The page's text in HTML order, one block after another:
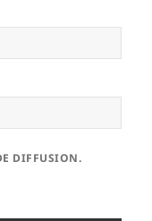
DIFFUSION.